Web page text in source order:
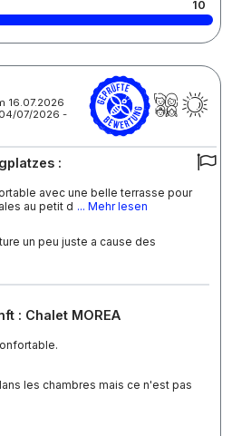
10
16.07.2026
07/2026 -
:
avec une belle terrasse pour
au petit d ... Mehr lesen
un peu juste a cause des
: Chalet MOREA
les chambres mais ce n'est pas